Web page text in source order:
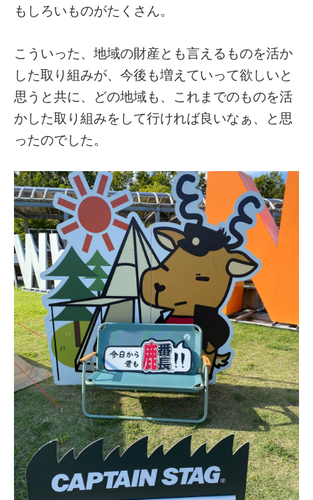
もしろいものがたくさん。
こういった、地域の財産とも言えるものを活か
した取り組みが、今後も増えていって欲しいと
思うと共に、どの地域も、これまでのものを活
かした取り組みをして行ければ良いなぁ、と思
ったのでした。